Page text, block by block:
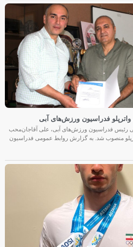
فدراسیون ورزش‌های آبی
فدراسیون ورزش‌های آبی، علی آقاجان‌محب
منصوب شد. به گزارش روابط عمومی فدراسیون